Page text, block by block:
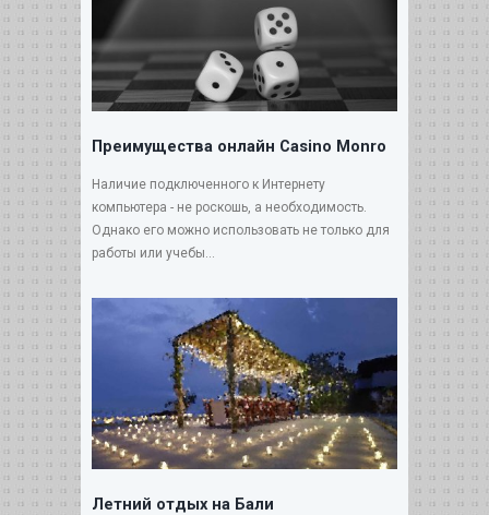
Преимущества онлайн Casino Monro
Наличие подключенного к Интернету
компьютера - не роскошь, а необходимость.
Однако его можно использовать не только для
работы или учебы...
Летний отдых на Бали